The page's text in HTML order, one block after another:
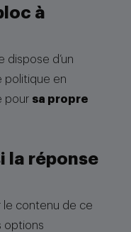
à
dispose d’un
politique en
pour sa propre
la réponse
le contenu de ce
options